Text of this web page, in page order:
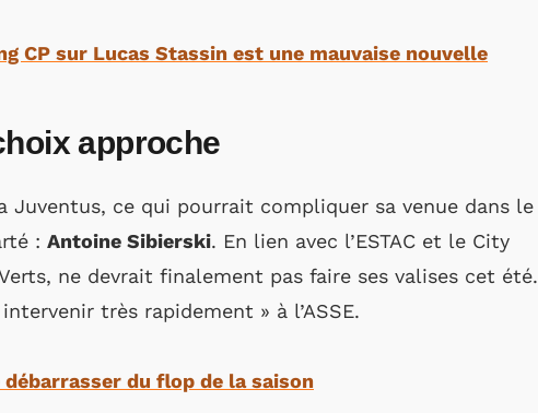
CP sur Lucas Stassin est une mauvaise nouvelle
approche
ce qui pourrait compliquer sa venue dans le
: Antoine Sibierski. En lien avec l’ESTAC et le City
ne devrait finalement pas faire ses valises cet été.
très rapidement » à l’ASSE.
débarrasser du flop de la saison